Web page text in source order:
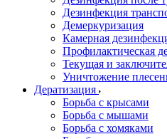
Дезинфекция
Демеркуризация
Камерная
Профилактическая
Текущая и
Уничтожение
Дератизация
Борьба с крысами
Борьба с мышами
Борьба с хомяками